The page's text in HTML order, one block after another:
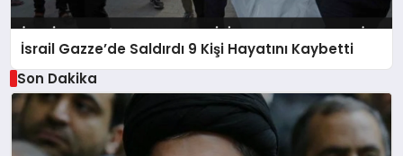
İsrail Gazze’de Saldırdı 9 Kişi Hayatını Kaybetti
Son Dakika